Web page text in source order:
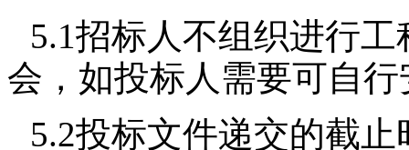
5.1招标人不组织进行
会，如投标人需要可自行
5.2投标文件递交的截